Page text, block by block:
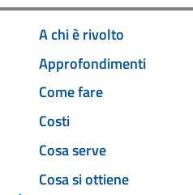
A chi è rivolto
Approfondimenti
Come fare
Costi
Cosa serve
Cosa si ottiene